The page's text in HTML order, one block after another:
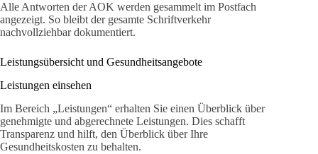
Alle Antworten der AOK werden gesammelt im Postfach
angezeigt. So bleibt der gesamte Schriftverkehr
nachvollziehbar dokumentiert.
Leistungsübersicht und Gesundheitsangebote
Leistungen einsehen
Im Bereich „Leistungen“ erhalten Sie einen Überblick über
genehmigte und abgerechnete Leistungen. Dies schafft
Transparenz und hilft, den Überblick über Ihre
Gesundheitskosten zu behalten.